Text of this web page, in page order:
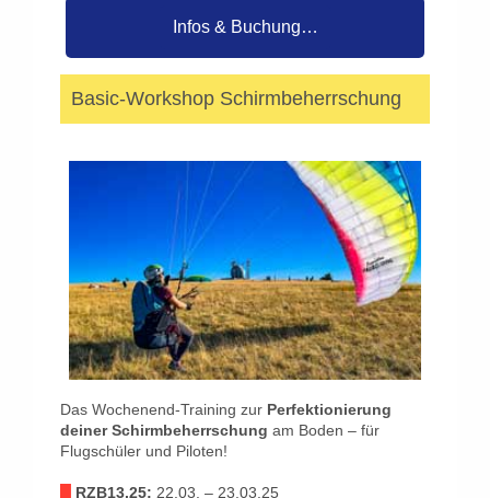
Infos & Buchung…
Basic-Workshop Schirmbeherrschung
Das Wochenend-Training zur Perfektionierung
deiner Schirmbeherrschung am Boden – für
Flugschüler und Piloten!
RZB13.25: 22.03. – 23.03.25